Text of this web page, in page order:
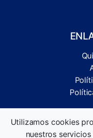
Utilizamos cookies
nuestros